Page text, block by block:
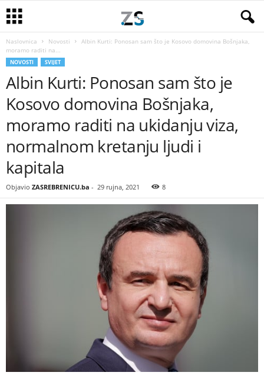
Naslovnica Novosti
Albin Kurti: Ponosan sam što je Kosovo domovina Bošnjaka,
moramo raditi na...
NOVOSTI SVIJET
Albin Kurti: Ponosan sam što je
Kosovo domovina Bošnjaka,
moramo raditi na ukidanju viza,
normalnom kretanju ljudi i
kapitala
Objavio ZASREBRENICU.ba - 29 rujna, 2021 8